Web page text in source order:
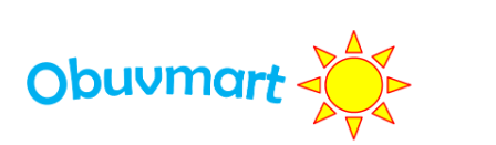
к
навигации
к
содержимому